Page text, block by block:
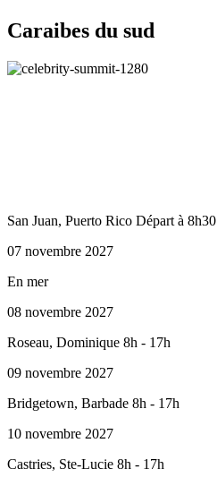
Caraibes du sud
San Juan, Puerto Rico Départ à 8h30
07 novembre 2027
En mer
08 novembre 2027
Roseau, Dominique 8h - 17h
09 novembre 2027
Bridgetown, Barbade 8h - 17h
10 novembre 2027
Castries, Ste-Lucie 8h - 17h